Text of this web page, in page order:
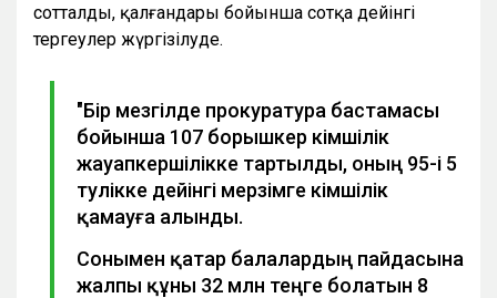
сотталды, қалғандары бойынша сотқа дейінгі
тергеулер жүргізілуде.
"Бір мезгілде прокуратура бастамасы
бойынша 107 борышкер әкімшілік
жауапкершілікке тартылды, оның 95-і 5
тәулікке дейінгі мерзімге әкімшілік
қамауға алынды.
Сонымен қатар балалардың пайдасына
жалпы құны 32 млн теңге болатын 8